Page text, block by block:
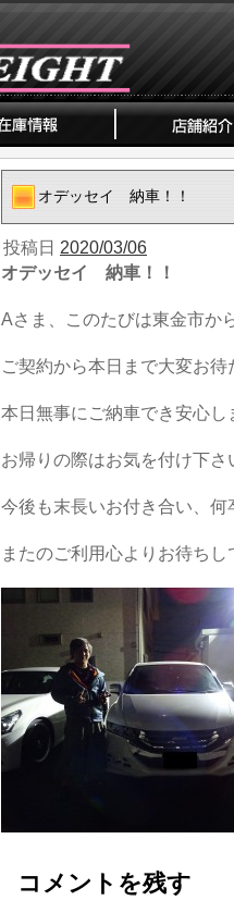
オデッセイ 納車！！
投稿日 2020/03/06
オデッセイ 納車！！
Aさま、このたびは東金市か
ご契約から本日まで大変お
本日無事にご納車でき安心し
お帰りの際はお気を付け下さ
今後も末長いお付き合い、
またのご利用心よりお待ちし
コメントを残す